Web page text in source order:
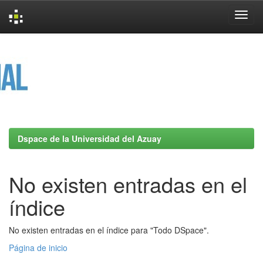
Dspace de la Universidad del Azuay
No existen entradas en el
índice
No existen entradas en el índice para "Todo DSpace".
Página de inicio